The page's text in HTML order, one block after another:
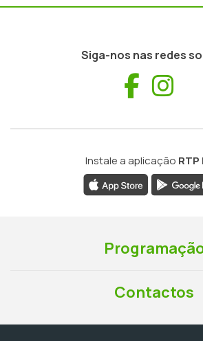
Siga-nos nas redes
Instale a aplicação RTP
Contactos